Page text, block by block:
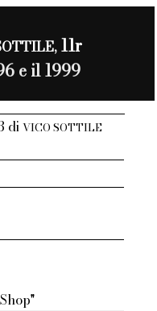
11r
e il 1999
diVICO SOTTILE